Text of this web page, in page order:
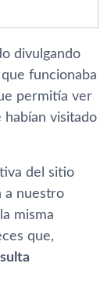
divulgando
funcionaba
permitía ver
habían visitado
del sitio
a nuestro
misma
que,